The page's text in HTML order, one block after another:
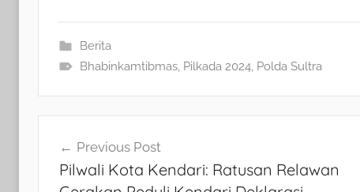
Berita
Bhabinkamtibmas, Pilkada 2024, Polda Sultra
Navigasi
pos
Previous Post
Pilwali Kota Kendari: Ratusan Relawan